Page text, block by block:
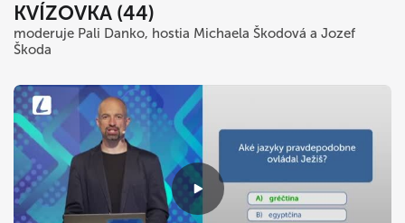
KVÍZOVKA (44)
moderuje Pali Danko, hostia Michaela Škodová a Jozef
Škoda